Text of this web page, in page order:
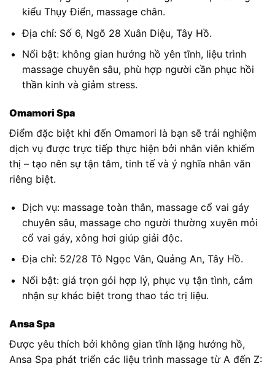
kiểu Thụy Điển, massage chân.
Địa chỉ: Số 6, Ngõ 28 Xuân Diệu, Tây Hồ.
Nổi bật: không gian hướng hồ yên tĩnh, liệu trình
massage chuyên sâu, phù hợp người cần phục hồi
thần kinh và giảm stress.
Omamori Spa
Điểm đặc biệt khi đến Omamori là bạn sẽ trải nghiệm
dịch vụ được trực tiếp thực hiện bởi nhân viên khiếm
thị – tạo nên sự tận tâm, tinh tế và ý nghĩa nhân văn
riêng biệt.
Dịch vụ: massage toàn thân, massage cổ vai gáy
chuyên sâu, massage cho người thường xuyên mỏi
cổ vai gáy, xông hơi giúp giải độc.
Địa chỉ: 52/28 Tô Ngọc Vân, Quảng An, Tây Hồ.
Nổi bật: giá trọn gói hợp lý, phục vụ tận tình, cảm
nhận sự khác biệt trong thao tác trị liệu.
Ansa Spa
Được yêu thích bởi không gian tĩnh lặng hướng hồ,
Ansa Spa phát triển các liệu trình massage từ A đến Z: